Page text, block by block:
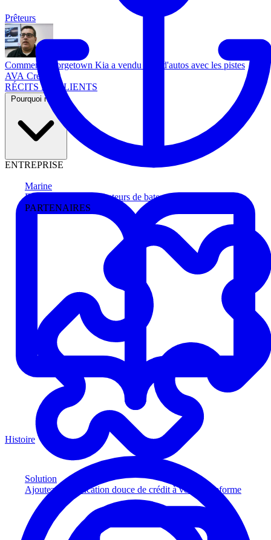
Marine
Faites avancer les acheteurs de bateau
PARTENAIRES
Solution
Ajoutez la vérification douce de crédit à votre plateforme
Prêteurs
Comment Georgetown Kia a vendu plus d'autos avec les pistes
AVA Credit
RÉCITS DE CLIENTS
Pourquoi nous
ENTREPRISE
Histoire